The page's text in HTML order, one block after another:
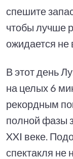
спешите
чтобы лучше
ожидается не
В этот день
на целых 6
рекордным
полной фазы
XXI веке.
спектакля не